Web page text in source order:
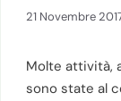
21 Novembre
Molte attività,
sono state al